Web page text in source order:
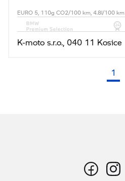
EURO 5, 110g CO2/100 km, 4.8l/100 km
K-moto s.r.o., 040 11 Kosice
1